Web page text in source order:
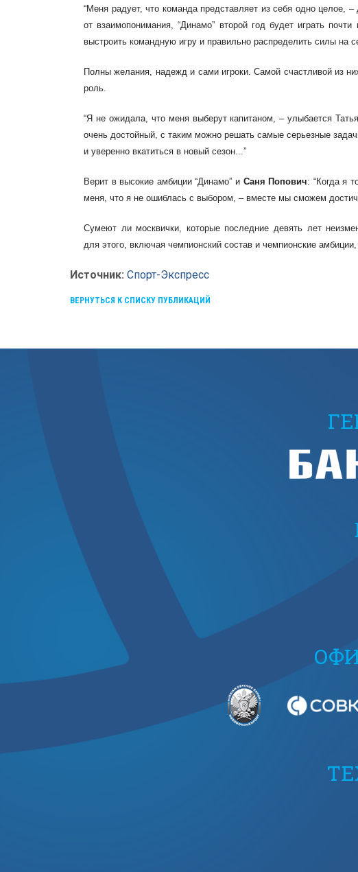
“Меня радует, что командапредставляет из себя одно целое, –
от взаимопонимания, “Динамо” второй год будет играть почти
выстроить командную игру и правильно распределить силы на
Полны желания, надежд и сами игроки. Самой счастливой из
роль.
“Я не ожидала, что меня выберут капитаном, – улыбается
очень достойный, с таким можно решать самые серьезные
и уверенно вкатиться в новый сезон...”
Верит в высокие амбиции “Динамо” и Саня Попович: “Когда я
меня, что я не ошиблась с выбором, – вместе мы сможем
Сумеют ли москвички, которые последние девять лет
для этого, включая чемпионский состав и чемпионские
Источник: Спорт-Экспресс
ВЕРНУТЬСЯ К СПИСКУ ПУБЛИКАЦИЙ